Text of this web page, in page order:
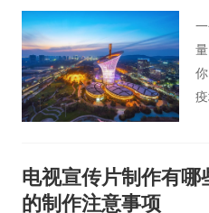
电视宣传片制作有
的制作注意事项